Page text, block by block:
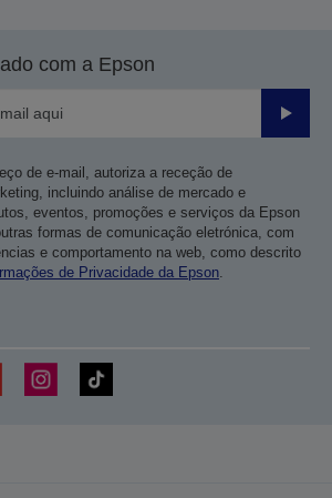
com a Epson
Enviar
de e-mail, autoriza a receção de
incluindo análise de mercado e
eventos, promoções e serviços da Epson
formas de comunicação eletrónica, com
e comportamento na web, como descrito
de Privacidade da Epson.